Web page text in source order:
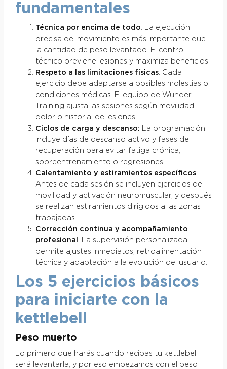
fundamentales
Técnica por encima de todo: La ejecución
precisa del movimiento es más importante que
la cantidad de peso levantado. El control
técnico previene lesiones y maximiza beneficios.
Respeto a las limitaciones físicas: Cada
ejercicio debe adaptarse a posibles molestias o
condiciones médicas. El equipo de Wunder
Training ajusta las sesiones según movilidad,
dolor o historial de lesiones.
Ciclos de carga y descanso:
La programación
incluye días de descanso activo y fases de
recuperación para evitar fatiga crónica,
sobreentrenamiento o regresiones.
Calentamiento y estiramientos específicos:
Antes de cada sesión se incluyen ejercicios de
movilidad y activación neuromuscular, y después
se realizan estiramientos dirigidos a las zonas
trabajadas.
Corrección continua y acompañamiento
profesional : La supervisión personalizada
permite ajustes inmediatos, retroalimentación
técnica y adaptación a la evolución del usuario.
Los 5 ejercicios básicos
para iniciarte con la
kettlebell
Peso muerto
Lo primero que harás cuando recibas tu kettlebell
será levantarla, y por eso empezamos con el peso